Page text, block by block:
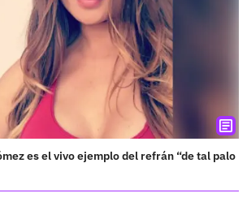
es el vivo ejemplo del refrán “de tal palo